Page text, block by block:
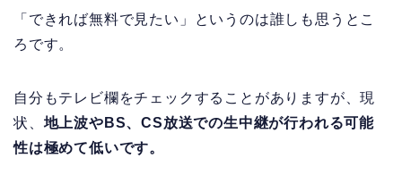
「できれば無料で見たい」というのは誰しも思うとこ
ろです。
自分もテレビ欄をチェックすることがありますが、現
状、 地上波やBS、CS放送での生中継が行われる可能
性は極めて低いです。